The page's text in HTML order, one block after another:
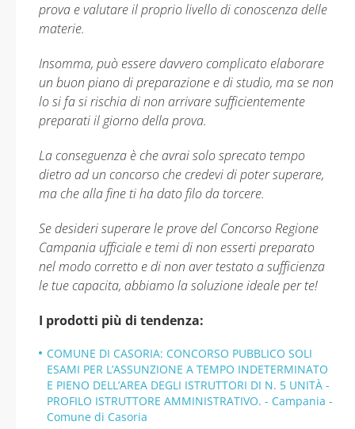
prova e valutare il proprio livello di conoscenza delle
materie.
Insomma, può essere davvero complicato elaborare
un buon piano di preparazione e di studio, ma se non
lo si fa si rischia di non arrivare sufficientemente
preparati il giorno della prova.
La conseguenza è che avrai solo sprecato tempo
dietro ad un concorso che credevi di poter superare,
ma che alla fine ti ha dato filo da torcere.
Se desideri superare le prove del Concorso Regione
Campania ufficiale e temi di non esserti preparato
nel modo corretto e di non aver testato a sufficienza
le tue capacita, abbiamo la soluzione ideale per te!
I prodotti più di tendenza:
COMUNE DI CASORIA: CONCORSO PUBBLICO SOLI
ESAMI PER L’ASSUNZIONE A TEMPO INDETERMINATO
E PIENO DELL’AREA DEGLI ISTRUTTORI DI N. 5 UNITÀ -
PROFILO ISTRUTTORE AMMINISTRATIVO. - Campania -
Comune di Casoria